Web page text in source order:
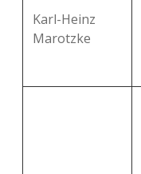
Karl-Heinz
Marotzke